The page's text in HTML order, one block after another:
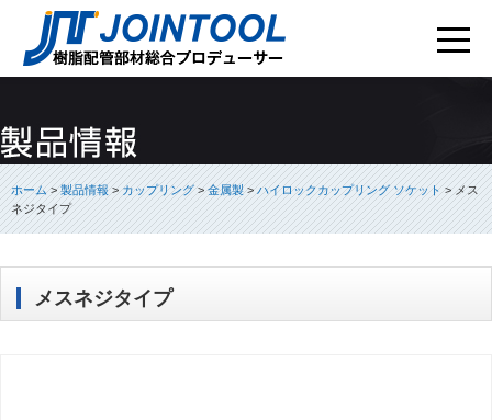
ホーム>製品情報>カップリング>金属製>ハイロックカップリング ソケット>メス
ネジタイプ
メスネジタイプ